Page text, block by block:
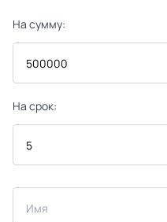
На сумму:
На срок: